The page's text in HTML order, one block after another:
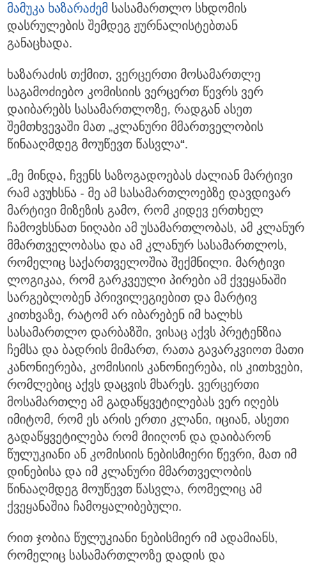
მამუკა ხაზარაძემ სასამართლო სხდომის
დასრულების შემდეგ ჟურნალისტებთან
განაცხადა.
ხაზარაძის თქმით, ვერცერთი მოსამართლე
საგამოძიებო კომისიის ვერცერთ წევრს ვერ
დაიბარებს სასამართლოზე, რადგან ასეთ
შემთხვევაში მათ „კლანური მმართველობის
წინააღმდეგ მოუწევთ წასვლა“.
„მე მინდა, ჩვენს საზოგადოებას ძალიან მარტივი
რამ ავუხსნა - მე ამ სასამართლოებზე დავდივარ
მარტივი მიზეზის გამო, რომ კიდევ ერთხელ
ჩამოვხსნათ ნიღაბი ამ უსამართლობას, ამ კლანურ
მმართველობასა და ამ კლანურ სასამართლოს,
რომელიც საქართველოშია შექმნილი. მარტივი
ლოგიკაა, რომ გარკვეული პირები ამ ქვეყანაში
სარგებლობენ პრივილეგიებით და მარტივ
კითხვაზე, რატომ არ იბარებენ იმ ხალხს
სასამართლო დარბაზში, ვისაც აქვს პრეტენზია
ჩემსა და ბადრის მიმართ, რათა გავარკვიოთ მათი
კანონიერება, კომისიის კანონიერება, ის კითხვები,
რომლებიც აქვს დაცვის მხარეს. ვერცერთი
მოსამართლე ამ გადაწყვეტილებას ვერ იღებს
იმიტომ, რომ ეს არის ერთი კლანი, იციან, ასეთი
გადაწყვეტილება რომ მიიღონ და დაიბარონ
წულუკიანი ან კომისიის ნებისმიერი წევრი, მათ იმ
დინებისა და იმ კლანური მმართველობის
წინააღმდეგ მოუწევთ წასვლა, რომელიც ამ
ქვეყანაშია ჩამოყალიბებული.
რით ჯობია წულუკიანი ნებისმიერ იმ ადამიანს,
რომელიც სასამართლოზე დადის და